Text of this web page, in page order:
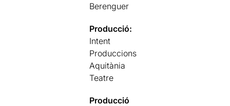
Berenguer
Producció:
Intent
Produccions
Aquitània
Teatre
Producció